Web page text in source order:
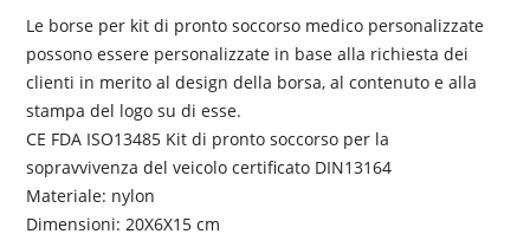
Le borse per kit di pronto soccorso medico personalizzate
possono essere personalizzate in base alla richiesta dei
clienti in merito al design della borsa, al contenuto e alla
stampa del logo su di esse.
CE FDA ISO13485 Kit di pronto soccorso per la
sopravvivenza del veicolo certificato DIN13164
Materiale: nylon
Dimensioni: 20X6X15 cm